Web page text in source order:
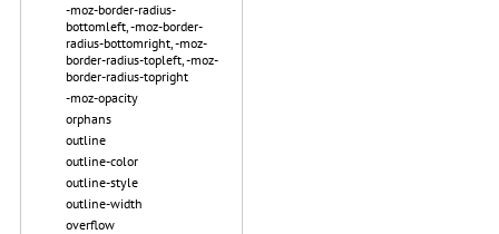
-moz-border-radius-
bottomleft, -moz-border-
radius-bottomright, -moz-
border-radius-topleft, -moz-
border-radius-topright
-moz-opacity
orphans
outline
outline-color
outline-style
outline-width
overflow